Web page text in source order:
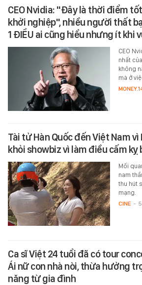
CEO Nvidia: "Đây là thời điểm
khởi nghiệp", nhiều người thất
1 ĐIỀU ai cũng hiểu nhưng ít khi
CEO
nhất
không
mà ở
Tài tử Hàn Quốc đến Việt Nam vì
khỏi showbiz vì làm điều cấm kỵ
Mối
nam
thu hút
mạng.
CINE -
Ca sĩ Việt 24 tuổi đã có tour
Ái nữ con nhà nòi, thừa hưởng
năng từ gia đình